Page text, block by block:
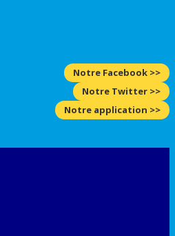
Notre Facebook >>
Notre Twitter >>
Notre application >>